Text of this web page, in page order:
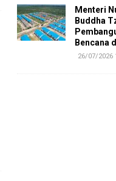
Menteri
Buddha
Bencana
26/07/2026